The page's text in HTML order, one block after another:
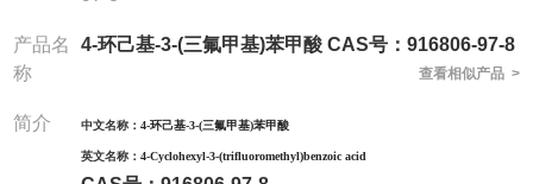
产品名
称
4-环己基-3-(三氟甲基)苯甲酸 CAS号：916806-97-8
查看相似产品 >
简介 中文名称： 4-环己基-3-(三氟甲基)苯甲酸
英文名称： 4-Cyclohexyl-3-(trifluoromethyl)benzoic acid